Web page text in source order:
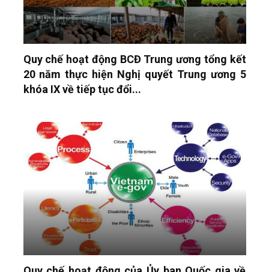
Quy chế hoạt động BCĐ Trung ương tổng kết
20 năm thực hiện Nghị quyết Trung ương 5
khóa IX về tiếp tục đổi...